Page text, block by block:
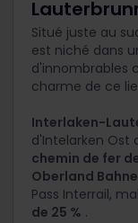
Situé juste au
est niché dans
d'innombrables
charme de ce
Interlaken-
d'Intelarken Ost
chemin de fer
Oberland
Pass Interrail,
de 25 % .